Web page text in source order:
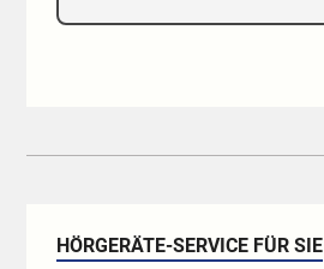
HÖRGERÄTE-SERVICE FÜR SIE